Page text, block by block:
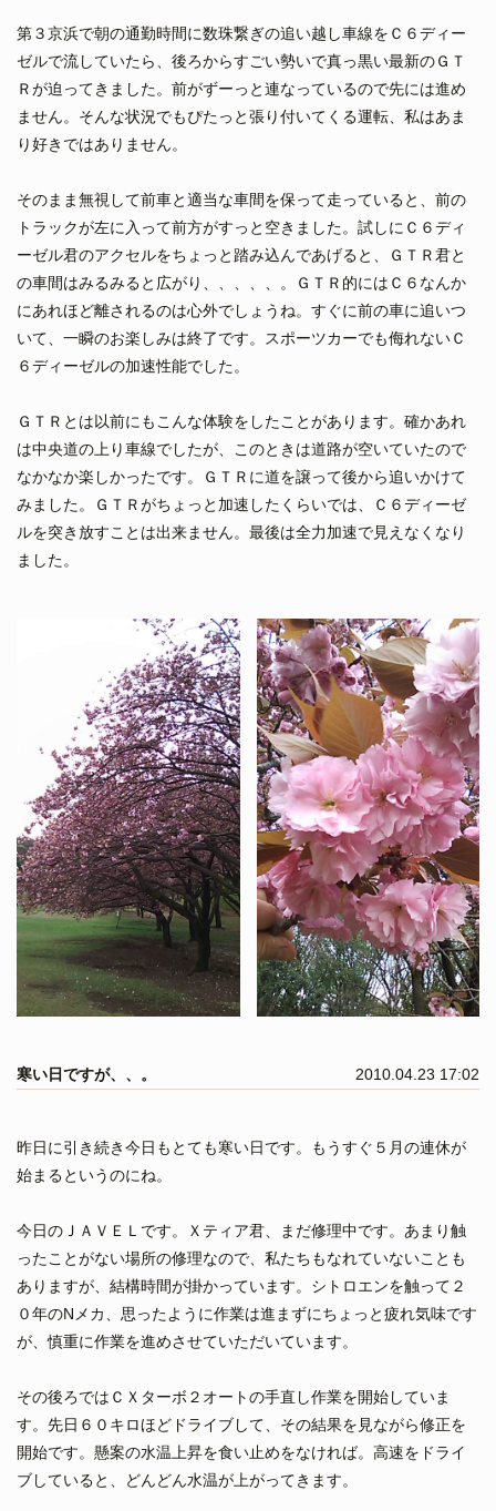
第３京浜で朝の通勤時間に数珠繋ぎの追い越し車線をＣ６ディー
ゼルで流していたら、後ろからすごい勢いで真っ黒い最新のＧＴ
Ｒが迫ってきました。前がずーっと連なっているので先には進め
ません。そんな状況でもぴたっと張り付いてくる運転、私はあま
り好きではありません。
そのまま無視して前車と適当な車間を保って走っていると、前の
トラックが左に入って前方がすっと空きました。試しにＣ６ディ
ーゼル君のアクセルをちょっと踏み込んであげると、ＧＴＲ君と
の車間はみるみると広がり、、、、、。ＧＴＲ的にはＣ６なんか
にあれほど離されるのは心外でしょうね。すぐに前の車に追いつ
いて、一瞬のお楽しみは終了です。スポーツカーでも侮れないＣ
６ディーゼルの加速性能でした。
ＧＴＲとは以前にもこんな体験をしたことがあります。確かあれ
は中央道の上り車線でしたが、このときは道路が空いていたので
なかなか楽しかったです。ＧＴＲに道を譲って後から追いかけて
みました。ＧＴＲがちょっと加速したくらいでは、Ｃ６ディーゼ
ルを突き放すことは出来ません。最後は全力加速で見えなくなり
ました。
寒い日ですが、、。 2010.04.23 17:02
昨日に引き続き今日もとても寒い日です。もうすぐ５月の連休が
始まるというのにね。
今日のＪＡＶＥＬです。Ｘティア君、まだ修理中です。あまり触
ったことがない場所の修理なので、私たちもなれていないことも
ありますが、結構時間が掛かっています。シトロエンを触って２
０年のNメカ、思ったように作業は進まずにちょっと疲れ気味です
が、慎重に作業を進めさせていただいています。
その後ろではＣＸターボ２オートの手直し作業を開始していま
す。先日６０キロほどドライブして、その結果を見ながら修正を
開始です。懸案の水温上昇を食い止めをなければ。高速をドライ
ブしていると、どんどん水温が上がってきます。